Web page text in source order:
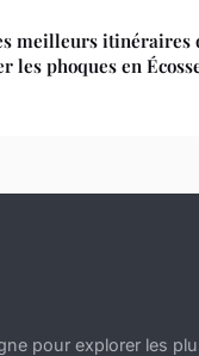
meilleurs itinéraires
les phoques en
pour explorer les